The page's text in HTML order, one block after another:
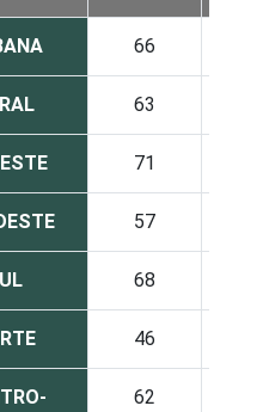
66
63
71
57
68
46
62